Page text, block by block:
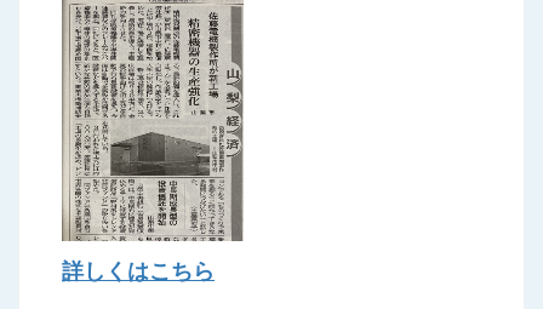
詳しくはこちら